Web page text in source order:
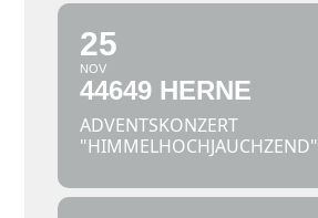
25
NOV
44649 HERNE
ADVENTSKONZERT
"HIMMELHOCHJAUCHZEND"